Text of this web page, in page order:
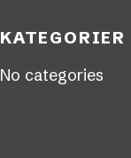
KATEGORIER
No categories